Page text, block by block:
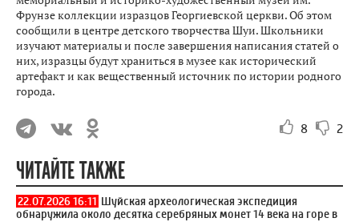
Фрунзе коллекции изразцов Георгиевской церкви. Об этом
сообщили в центре детского творчества Шуи. Школьники
изучают материалы и после завершения написания статей о
них, изразцы будут храниться в музее как исторический
артефакт и как вещественный источник по истории родного
города.
8 2
ЧИТАЙТЕ ТАКЖЕ
22.07.2026 16:11 Шуйская археологическая экспедиция
обнаружила около десятка серебряных монет 14 века на горе в